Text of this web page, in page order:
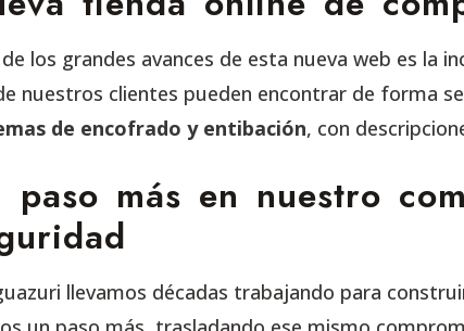
los grandes avances de esta nueva web es la
nuestros clientes pueden encontrar de forma
de encofrado y entibación, con
paso más en nuestro
llevamos décadas trabajando para